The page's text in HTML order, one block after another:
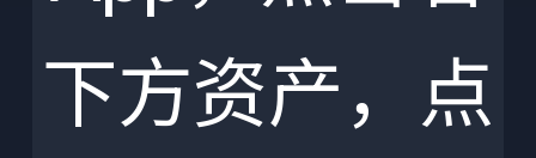
下方资产，点